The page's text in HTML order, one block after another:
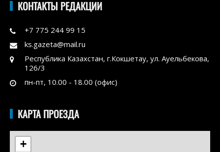
КОНТАКТЫ РЕДАКЦИИ
+7 775 244 99 15
ks.gazeta@mail.ru
Республика Казахстан, г.Кокшетау, ул. Ауельбекова,
126/3
пн-пт, 10.00 - 18.00 (офис)
КАРТА ПРОЕЗДА
+